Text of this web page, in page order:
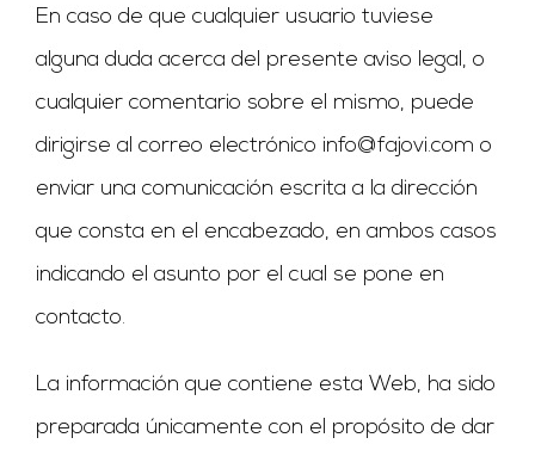
En caso de que cualquier usuario tuviese
alguna duda acerca del presente aviso legal, o
cualquier comentario sobre el mismo, puede
dirigirse al correo electrónico info@fajovi.com o
enviar una comunicación escrita a la dirección
que consta en el encabezado, en ambos casos
indicando el asunto por el cual se pone en
contacto.
La información que contiene esta Web, ha sido
preparada únicamente con el propósito de dar